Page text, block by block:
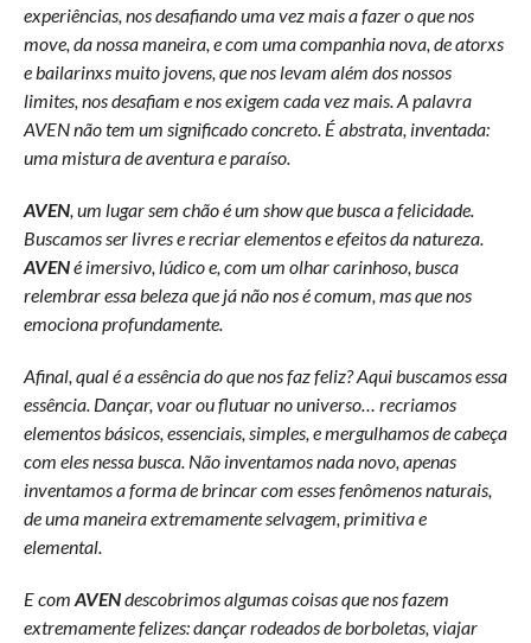
experiências, nos desafiando uma vez mais a fazer o que nos
move, da nossa maneira, e com uma companhia nova, de atorxs
e bailarinxs muito jovens, que nos levam além dos nossos
limites, nos desafiam e nos exigem cada vez mais. A palavra
AVEN não tem um significado concreto. É abstrata, inventada:
uma mistura de aventura e paraíso.
AVEN, um lugar sem chão é um show que busca a felicidade.
Buscamos ser livres e recriar elementos e efeitos da natureza.
AVENé imersivo, lúdico e, com um olhar carinhoso, busca
relembrar essa beleza que já não nos é comum, mas que nos
emociona profundamente.
Afinal, qual é a essência do que nos faz feliz? Aqui buscamos essa
essência. Dançar, voar ou flutuar no universo… recriamos
elementos básicos, essenciais, simples, e mergulhamos de cabeça
com eles nessa busca. Não inventamos nada novo, apenas
inventamos a forma de brincar com esses fenômenos naturais,
de uma maneira extremamente selvagem, primitiva e
elemental.
E com AVENdescobrimos algumas coisas que nos fazem
extremamente felizes: dançar rodeados de borboletas, viajar